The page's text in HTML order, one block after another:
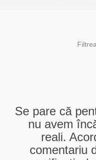
Se pare că
nu avem
reali.
comentariu